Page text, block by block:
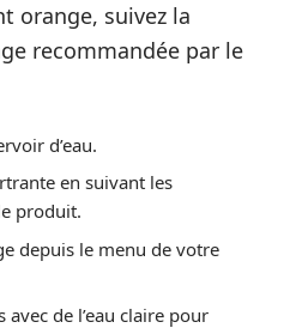
orange, suivez la
recommandée par le
d’eau.
en suivant les
produit.
depuis le menu de votre
de l’eau claire pour